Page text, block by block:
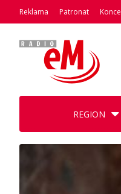
Reklama Patronat
REGION